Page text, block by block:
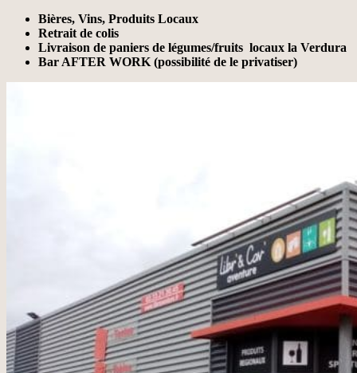
Bières, Vins, Produits Locaux
Retrait de colis
Livraison de paniers de légumes/fruits locaux la Verdura
Bar AFTER WORK (possibilité de le privatiser)